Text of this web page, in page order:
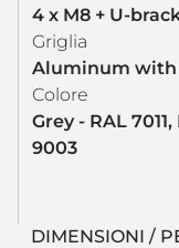
4 x M8 + U-
Griglia
Aluminum
Colore
Grey - RAL
9003
DIMENSIONI /